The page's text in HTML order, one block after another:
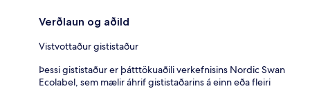
Verðlaun og aðild
Vistvottaður gististaður
Þessi gististaður er þátttökuaðili verkefnisins Nordic Swan
Ecolabel, sem mælir áhrif gististaðarins á einn eða fleiri